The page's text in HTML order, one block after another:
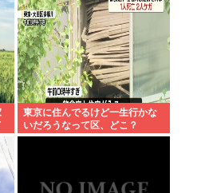
東京に住んでるけど一生行かな
いだろうなって区、どこ？